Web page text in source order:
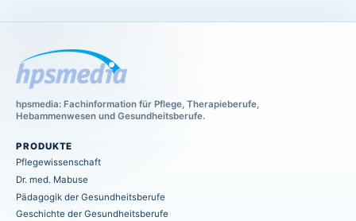
hpsmedia: Fachinformation für Pflege, Therapieberufe,
Hebammenwesen und Gesundheitsberufe.
PRODUKTE
Pflegewissenschaft
Dr. med. Mabuse
Pädagogik der Gesundheitsberufe
Geschichte der Gesundheitsberufe